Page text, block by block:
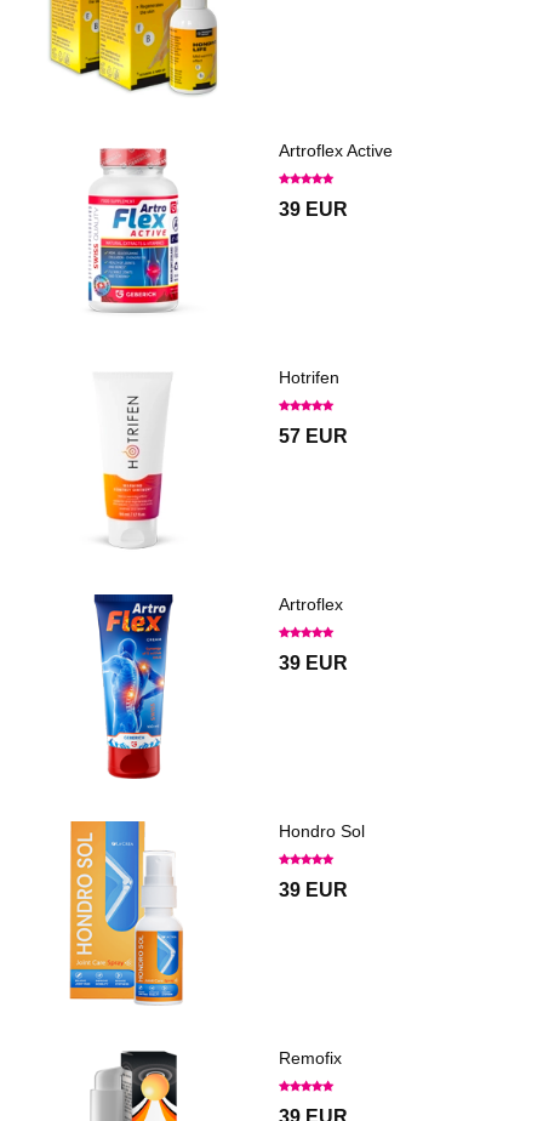
Artroflex Active
39 EUR
Hotrifen
57 EUR
Artroflex
39 EUR
Hondro Sol
39 EUR
Remofix
39 EUR